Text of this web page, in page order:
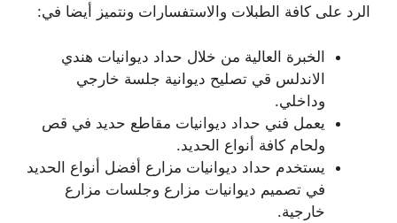
الرد على كافة الطبلات والاستفسارات ونتميز أيضا في:
الخبرة العالية من خلال حداد ديوانيات هندي
الاندلس قي تصليح ديوانية جلسة خارجي
وداخلي.
يعمل فني حداد ديوانيات مقاطع حديد في قص
ولحام كافة أنواع الحديد.
يستخدم حداد ديوانيات مزارع أفضل أنواع الحديد
في تصميم ديوانيات مزارع وجلسات مزارع
خارجية.